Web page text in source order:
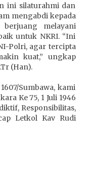
Polres
ini silaturahmi dan
mengabdi kepada
berjuang melayani
untuk NKRI. “Ini
Polri, agar tercipta
kuat,” ungkap
(Han).
Sumbawa, kami
Ke 75, 1 Juli 1946
Responsibilitas,
Letkol Kav Rudi